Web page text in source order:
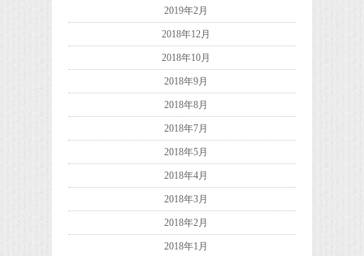
2019年2月
2018年12月
2018年10月
2018年9月
2018年8月
2018年7月
2018年5月
2018年4月
2018年3月
2018年2月
2018年1月